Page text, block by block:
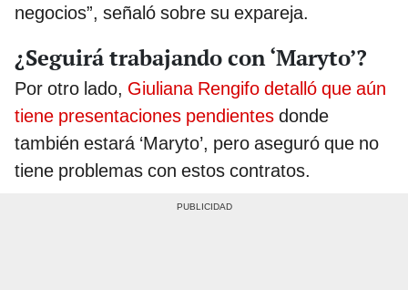
negocios”, señaló sobre su expareja.
¿Seguirá trabajando con ‘Maryto’?
Por otro lado, Giuliana Rengifo detalló que aún
tiene presentaciones pendientes donde
también estará ‘Maryto’, pero aseguró que no
tiene problemas con estos contratos.